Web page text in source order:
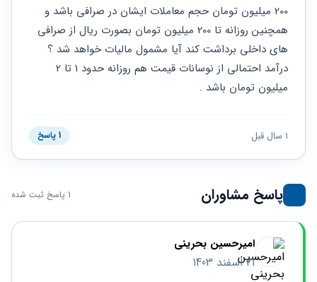
برنامه نویسی
طلاق
حقوقی
مهریه
حقوقی
خانواده
و کار
بهینه
سازی
سایت
ثبت
شرکت
میلیون تومان باشد .
1 سال قبل 1 پاسخ
پاسخ مشاوران 1 پاسخ ثبت شده
امیرحسین بحرینی
21 اسفند 1403